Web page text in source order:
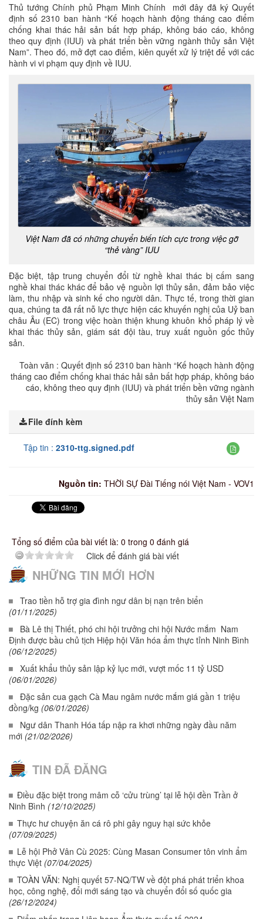
Thủ tướng Chính phủ Phạm Minh Chính mới đây đã ký Quyết
định số 2310 ban hành “Kế hoạch hành động tháng cao điểm
chống khai thác hải sản bất hợp pháp, không báo cáo, không
theo quy định (IUU) và phát triển bền vững ngành thủy sản Việt
Nam”. Theo đó, mở đợt cao điểm, kiên quyết xử lý triệt để với các
hành vi vi phạm quy định về IUU.
Việt Nam đã có những chuyển biến tích cực trong việc gỡ
“thẻ vàng” IUU
Đặc biệt, tập trung chuyển đổi từ nghề khai thác bị cấm sang
nghề khai thác khác để bảo vệ nguồn lợi thủy sản, đảm bảo việc
làm, thu nhập và sinh kế cho người dân. Thực tế, trong thời gian
qua, chúng ta đã rất nỗ lực thực hiện các khuyến nghị của Uỷ ban
châu Âu (EC) trong việc hoàn thiện khung khuôn khổ pháp lý về
khai thác thủy sản, giám sát đội tàu, truy xuất nguồn gốc thủy
sản.
Toàn văn : Quyết định số 2310 ban hành “Kế hoạch hành động
tháng cao điểm chống khai thác hải sản bất hợp pháp, không báo
cáo, không theo quy định (IUU) và phát triển bền vững ngành
thủy sản Việt Nam
File đính kèm
Tập tin : 2310-ttg.signed.pdf
Nguồn tin: THỜI SỰ Đài Tiếng nói Việt Nam - VOV1
Tổng số điểm của bài viết là: 0 trong 0 đánh giá
Click để đánh giá bài viết
NHỮNG TIN MỚI HƠN
Trao tiền hỗ trợ gia đình ngư dân bị nạn trên biển
(01/11/2025)
Bà Lê thị Thiết, phó chi hội trưởng chi hội Nước mắm Nam
Định được bầu chủ tịch Hiệp hội Văn hóa ẩm thực tỉnh Ninh Bình
(06/12/2025)
Xuất khẩu thủy sản lập kỷ lục mới, vượt mốc 11 tỷ USD
(06/01/2026)
Đặc sản cua gạch Cà Mau ngâm nước mắm giá gần 1 triệu
đồng/kg (06/01/2026)
Ngư dân Thanh Hóa tấp nập ra khơi những ngày đầu năm
mới (21/02/2026)
TIN ĐÃ ĐĂNG
Điều đặc biệt trong mâm cỗ ‘cửu trùng’ tại lễ hội đền Trần ở
Ninh Bình (12/10/2025)
Thực hư chuyện ăn cá rô phi gây nguy hại sức khỏe
(07/09/2025)
Lễ hội Phở Vân Cù 2025: Cùng Masan Consumer tôn vinh ẩm
thực Việt (07/04/2025)
TOÀN VĂN: Nghị quyết 57-NQ/TW về đột phá phát triển khoa
học, công nghệ, đổi mới sáng tạo và chuyển đổi số quốc gia
(26/12/2024)